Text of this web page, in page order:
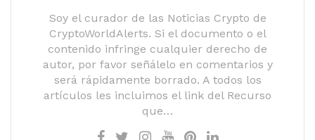
Soy el curador de las Noticias Crypto de
CryptoWorldAlerts. Si el documento o el
contenido infringe cualquier derecho de
autor, por favor señálelo en comentarios y
será rápidamente borrado. A todos los
artículos les incluimos el link del Recurso
que…